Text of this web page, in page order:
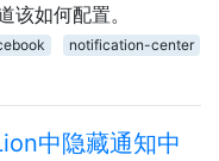
该如何配置。
notification-center
中隐藏通知中